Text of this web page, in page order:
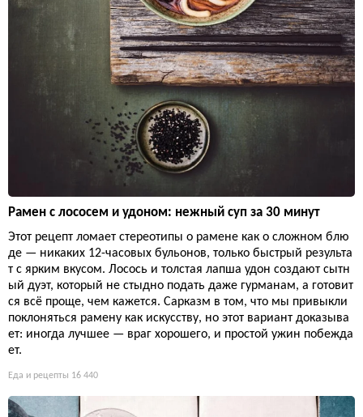
Рамен с лососем и удоном: нежный суп за 30 минут
Этот рецепт ломает стереотипы о рамене как о сложном блю
де — никаких 12-часовых бульонов, только быстрый результа
т с ярким вкусом. Лосось и толстая лапша удон создают сытн
ый дуэт, который не стыдно подать даже гурманам, а готовит
ся всё проще, чем кажется. Сарказм в том, что мы привыкли
поклоняться рамену как искусству, но этот вариант доказыва
ет: иногда лучшее — враг хорошего, и простой ужин побежда
ет.
Еда и рецепты 16 440